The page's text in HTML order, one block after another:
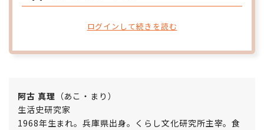
ログインして続きを読む
阿古 真理 （あこ・まり）
生活史研究家
1968年生まれ。兵庫県出身。くらし文化研究所主宰。食